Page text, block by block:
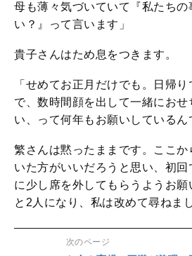
母も薄々気づいていて『私たちの
い？』って言います」
貴子さんはため息をつきます。
「せめてお正月だけでも。日帰
で、数時間顔を出して一緒にお
い、って何年もお願いしているん
繁さんは黙ったままです。ここか
いた方がいいだろうと思い、初
に少し席を外してもらうようお
と2人になり、私は改めて尋ねまし
次のページ